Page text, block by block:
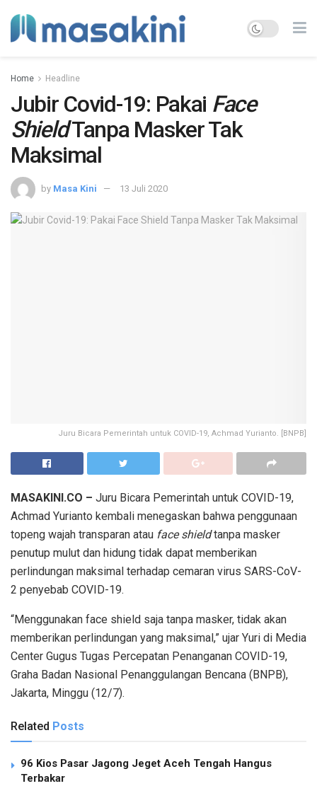
Home Headline
Jubir Covid-19: Pakai Face
ShieldTanpa Masker Tak
Maksimal
by Masa Kini 13 Juli 2020
Juru Bicara Pemerintah untuk COVID-19, Achmad Yurianto. [BNPB]
MASAKINI.CO – Juru Bicara Pemerintah untuk COVID-19,
Achmad Yurianto kembali menegaskan bahwa penggunaan
topeng wajah transparan atau face shieldtanpa masker
penutup mulut dan hidung tidak dapat memberikan
perlindungan maksimal terhadap cemaran virus SARS-CoV-
2 penyebab COVID-19.
“Menggunakan face shield saja tanpa masker, tidak akan
memberikan perlindungan yang maksimal,” ujar Yuri di Media
Center Gugus Tugas Percepatan Penanganan COVID-19,
Graha Badan Nasional Penanggulangan Bencana (BNPB),
Jakarta, Minggu (12/7).
Related Posts
96 Kios Pasar Jagong Jeget Aceh Tengah Hangus
Terbakar